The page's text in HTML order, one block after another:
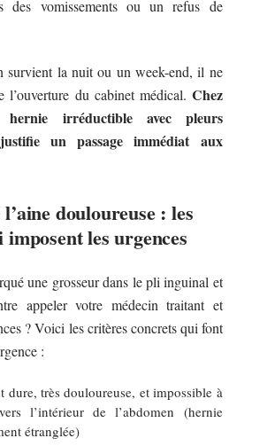
des vomissements ou un refus de
survient la nuit ou un week-end, il ne
l’ouverture du cabinet médical. Chez
hernie irréductible avec pleurs
un passage immédiat aux
douloureuse : les
les urgences
une grosseur dans le pli inguinal et
appeler votre médecin traitant et
? Voici les critères concrets qui font
:
dure, très douloureuse, et impossible à
l’intérieur de l’abdomen (hernie
étranglée)